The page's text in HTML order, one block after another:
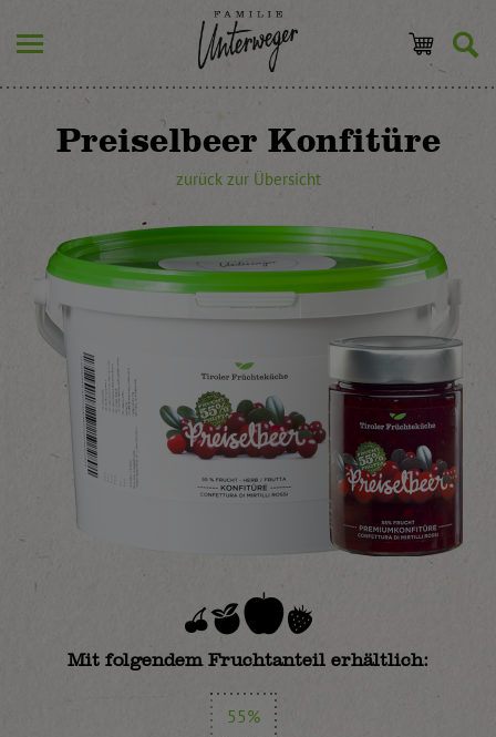
Preiselbeer Konfitüre
zurück zur Übersicht
Mit folgendem Fruchtanteil erhältlich:
55%